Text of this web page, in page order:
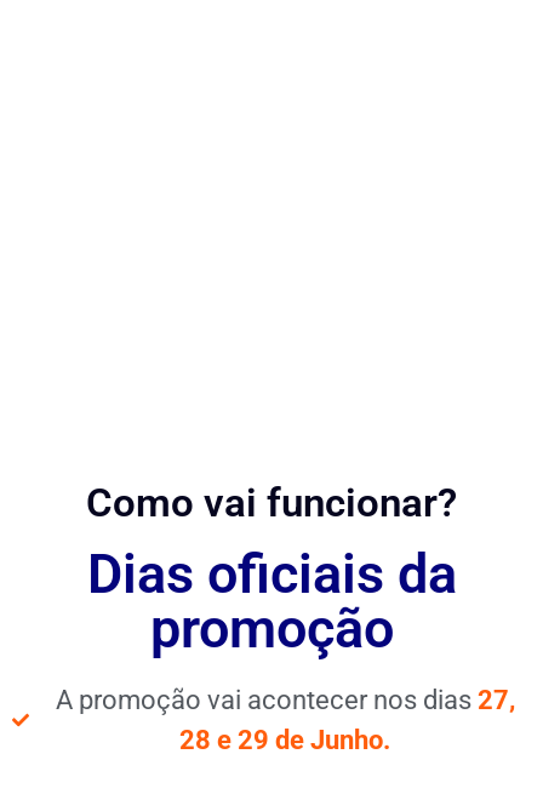
Como vai funcionar?
Dias oficiais da
promoção
A promoção vai acontecer nos dias 27,
28 e 29 de Junho.